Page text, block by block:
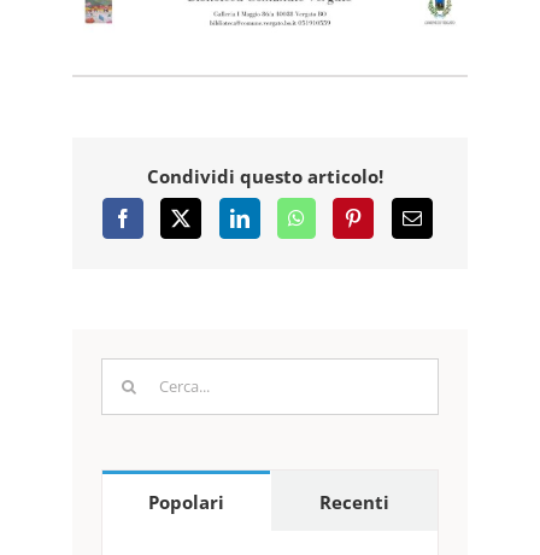
Condividi questo articolo!
Cerca
per:
Popolari Recenti